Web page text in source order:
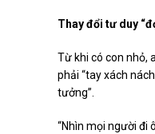
Thay đổi tư duy
Từ khi có con nhỏ,
phải “tay xách
tưởng”.
“Nhìn mọi người đi